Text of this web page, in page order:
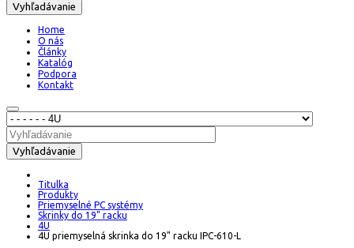
Vyhľadávanie
Home
O nás
Články
Katalóg
Podpora
Kontakt
Vyhľadávanie
Titulka
Produkty
Priemyselné PC systémy
Skrinky do 19" racku
4U
4U priemyselná skrinka do 19" racku IPC-610-L